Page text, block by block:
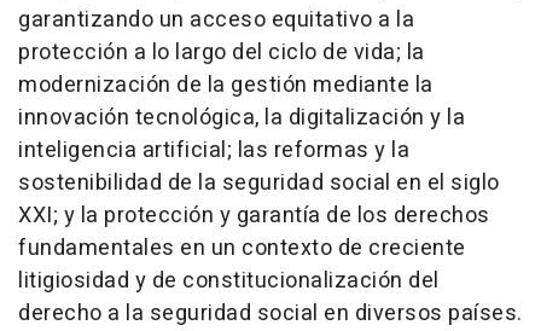
garantizando un acceso equitativo a la
protección a lo largo del ciclo de vida; la
modernización de la gestión mediante la
innovación tecnológica, la digitalización y la
inteligencia artificial; las reformas y la
sostenibilidad de la seguridad social en el siglo
XXI; y la protección y garantía de los derechos
fundamentales en un contexto de creciente
litigiosidad y de constitucionalización del
derecho a la seguridad social en diversos países.